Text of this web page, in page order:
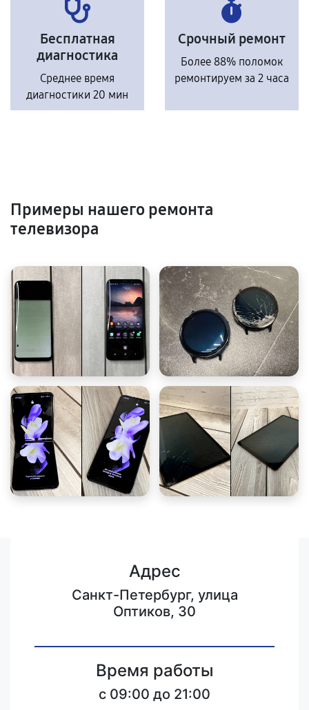
Бесплатная
диагностика
Среднее время
диагностики 20 мин
Срочный ремонт
Более 88% поломок
ремонтируем за 2 часа
Примеры нашего ремонта
телевизора
Адрес
Санкт-Петербург, улица
Оптиков, 30
Время работы
c 09:00 до 21:00